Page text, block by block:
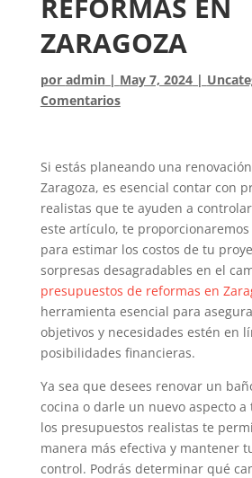
REFORMAS EN
ZARAGOZA
por admin| May 7, 2024|
Comentarios
Si estás planeando una
Zaragoza, es esencial contar con
realistas que te ayuden a
este artículo, te
para estimar los costos de tu
sorpresas desagradables en el
presupuestos de reformas en
herramienta esencial para
objetivos y necesidades estén en
posibilidades financieras.
Ya sea que desees renovar un
cocina o darle un nuevo aspecto a
los presupuestos realistas te
manera más efectiva y mantener
control. Podrás determinar qué